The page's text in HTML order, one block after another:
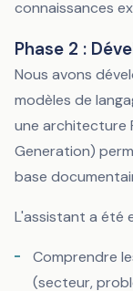
connaissances
Phase 2 :
Nous avons
modèles de
une architecture
Generation)
base
L'assistant a été
Comprendre
(secteur,